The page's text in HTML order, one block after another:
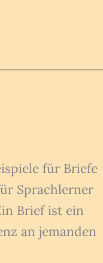
für Briefe
Sprachlerner
Brief ist ein
an jemanden